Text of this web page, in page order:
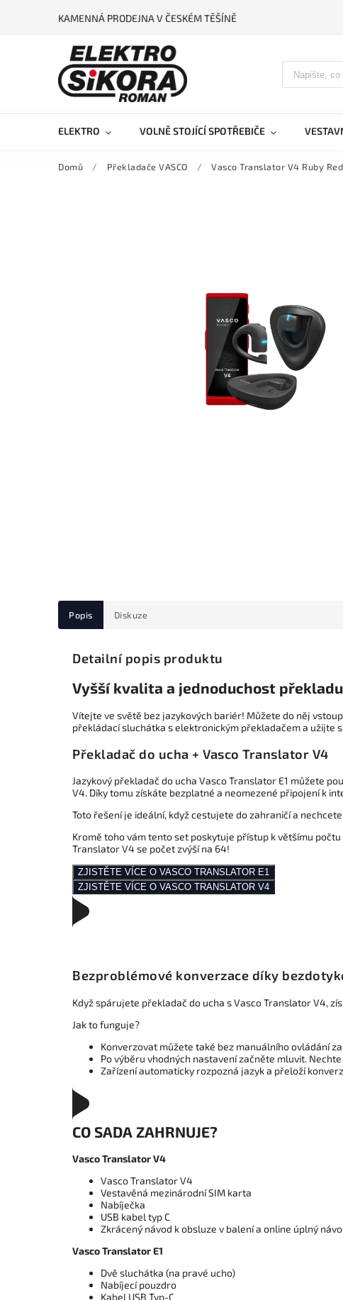
KAMENNÁ PRODEJNA V ČESKÉM TĚŠÍNĚ
ELEKTRO VOLNĚ STOJÍCÍ SPOTŘEBIČE
Domů / Překladače VASCO / Vasco Translator V4 Ruby Red
Popis Diskuze
Detailní popis produktu
Vyšší kvalita a jednoduchost překladu
Vítejte ve světě bez jazykových bariér! Můžete do něj
překládací sluchátka s elektronickým překladačem a užijte
Překladač do ucha + Vasco Translator V4
Jazykový překladač do ucha Vasco Translator E1 můžete
V4. Díky tomu získáte bezplatné a neomezené připojení k
Toto řešení je ideální, když cestujete do zahraničí a
Kromě toho vám tento set poskytuje přístup k většímu
Translator V4 se počet zvýší na 64!
ZJISTĚTE VÍCE O VASCO TRANSLATOR E1
ZJISTĚTE VÍCE O VASCO TRANSLATOR V4
Bezproblémové konverzace díky
Když spárujete překladač do ucha s Vasco Translator V4,
Jak to funguje?
Konverzovat můžete také bez manuálního ovládání
Po výběru vhodných nastavení začněte mluvit.
Zařízení automaticky rozpozná jazyk a přeloží
CO SADA ZAHRNUJE?
Vasco Translator V4
Vasco Translator V4
Vestavěná mezinárodní SIM karta
Nabíječka
USB kabel typ C
Zkrácený návod k obsluze v balení a online úplný
Vasco Translator E1
Dvě sluchátka (na pravé ucho)
Nabíjecí pouzdro
Kabel USB Typ-C